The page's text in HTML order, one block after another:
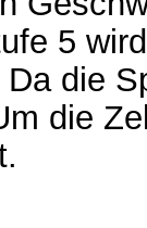
5
die
die